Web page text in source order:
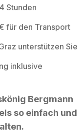
Stunden
für den Transport
unterstützen Sie
inklusive
Bergmann
so einfach und